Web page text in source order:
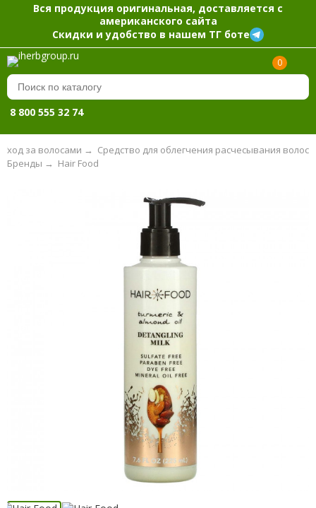
Вся продукция оригинальная, доставляется с
американского сайта
Скидки и удобство в нашем ТГ боте
0
8 800 555 32 74
Уход за волосами → Средство для облегчения расчесывания волос
Hair Food
Бренды →